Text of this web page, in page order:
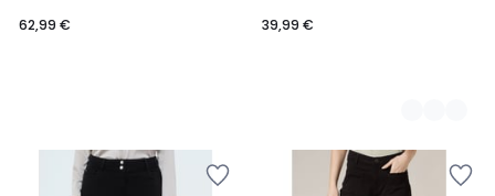
62,99 € 39,99 €